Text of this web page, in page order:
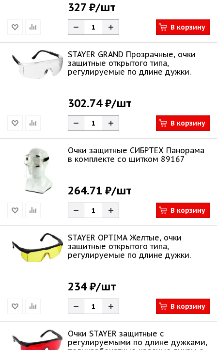
327 ₽/шт
В корзину
STAYER GRAND Прозрачные, очки
защитные открытого типа,
регулируемые по длине дужки.
302.74 ₽/шт
В корзину
Очки защитные СИБРТЕХ Панорама
в комплекте со щитком 89167
264.71 ₽/шт
В корзину
STAYER OPTIMA Желтые, очки
защитные открытого типа,
регулируемые по длине дужки.
234 ₽/шт
В корзину
Очки STAYER защитные с
регулируемыми по длине дужками,